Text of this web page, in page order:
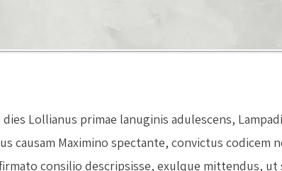
dies Lollianus primae lanuginis adulescens,
causam Maximino spectante, convictus codicem
consilio descripsisse, exulque mittendus,